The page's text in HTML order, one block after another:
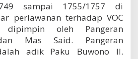
a
h
a
K
sampai 1755/1757 di
perlawanan terhadap VOC
oleh Pangeran
Mas Said. Pangeran
adik Paku Buwono II.